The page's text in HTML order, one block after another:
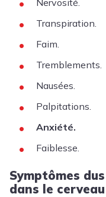
Nervosité.
Transpiration.
Faim.
Tremblements.
Nausées.
Palpitations.
Anxiété.
Faiblesse.
Symptômes
dans le